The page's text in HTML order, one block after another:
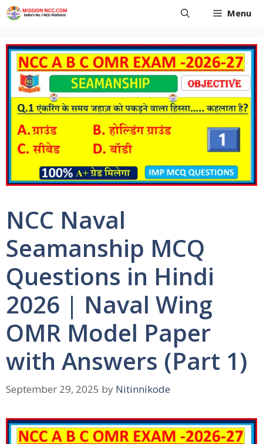
Skip
to
Menu
NCC Naval
Seamanship MCQ
Questions in Hindi
2026 | Naval Wing
OMR Model Paper
with Answers (Part 1)
September 29, 2025 by Nitinnikode